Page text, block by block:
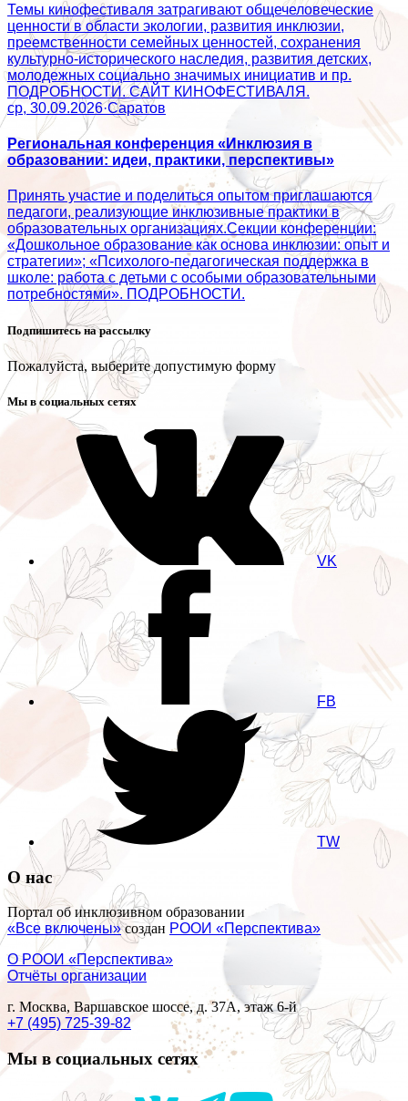
Темы кинофестиваля затрагивают общечеловеческие
ценности в области экологии, развития инклюзии,
преемственности семейных ценностей, сохранения
культурно-исторического наследия, развития детских,
молодежных социально значимых инициатив и пр.
ПОДРОБНОСТИ. САЙТ КИНОФЕСТИВАЛЯ.
ср, 30.09.2026·Саратов
Региональная конференция «Инклюзия в
образовании: идеи, практики, перспективы»
Принять участие и поделиться опытом приглашаются
педагоги, реализующие инклюзивные практики в
образовательных организациях.Секции конференции:
«Дошкольное образование как основа инклюзии: опыт и
стратегии»; «Психолого‑педагогическая поддержка в
школе: работа с детьми с особыми образовательными
потребностями». ПОДРОБНОСТИ.
Подпишитесь на рассылку
Пожалуйста, выберите допустимую форму
Мы в социальных сетях
VK
FB
TW
О нас
Портал об инклюзивном образовании
«Все включены»создан РООИ «Перспектива»
О РООИ «Перспектива»
Отчёты организации
г. Москва, Варшавское шоссе, д. 37А, этаж 6-й
+7 (495) 725-39-82
Мы в социальных сетях